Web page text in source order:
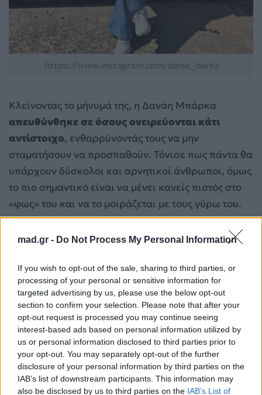
mad.gr - Do Not Process My Personal Information
If you wish to opt-out of the sale, sharing to third parties, or
processing of your personal or sensitive information for
targeted advertising by us, please use the below opt-out
section to confirm your selection. Please note that after your
opt-out request is processed you may continue seeing
interest-based ads based on personal information utilized by
us or personal information disclosed to third parties prior to
your opt-out. You may separately opt-out of the further
disclosure of your personal information by third parties on the
IAB’s list of downstream participants. This information may
also be disclosed by us to third parties on the IAB’s List of
Κλείνοντας το μήνυμά της, η Δανάη Μπάρκα
απευθύνθηκε σε όσους ονειρεύονται κάτι
αντίστοιχο, ενθαρρύνοντάς τους να μην
σταματήσουν να προσπαθούν. Τόνισε πως πάντα θα
υπάρχουν δύσκολοι και αρνητικοί άνθρωποι, όμως
το πιο σημαντικό είναι να μένει κανείς πιστός στο
«φως» του και να το μοιράζεται με τους γύρω του.
Δείτε τη συνέντευξη εδώ: